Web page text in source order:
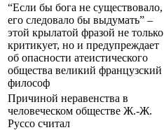
“Если бы бога не существовало,
его следовало бы выдумать” –
этой крылатой фразой не только
критикует, но и предупреждает
об опасности атеистического
общества великий французский
философ
Причиной неравенства в
человеческом обществе Ж.-Ж.
Руссо считал